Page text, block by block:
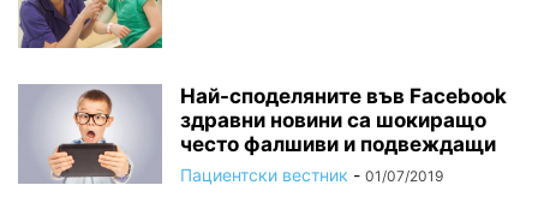
Най-споделяните във Facebook
здравни новини са шокиращо
често фалшиви и подвеждащи
Пациентски вестник - 01/07/2019